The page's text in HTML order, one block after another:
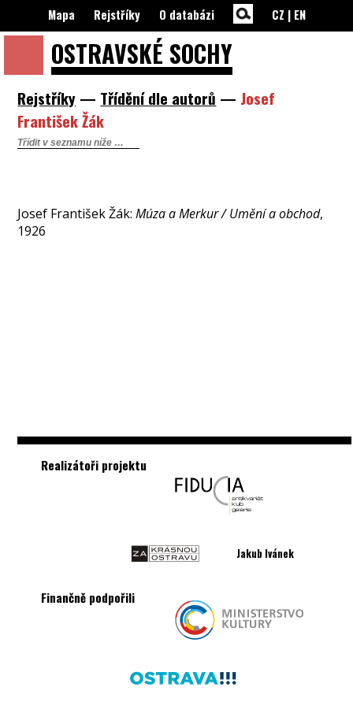
OSTRAVSKÉ SOCHY
Mapa Rejstříky O databázi CZ | EN
Rejstříky — Třídění dle autorů — Josef
František Žák
Josef František Žák:Múza a Merkur / Umění a obchod,
1926
Realizátoři projektu
Jakub Ivánek
Finančně podpořili